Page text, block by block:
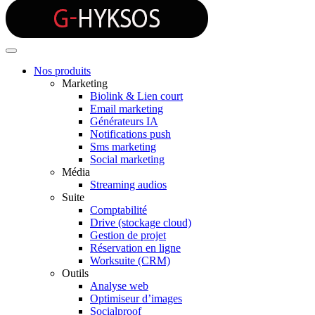
Nos produits
Marketing
Biolink & Lien court
Email marketing
Générateurs IA
Notifications push
Sms marketing
Social marketing
Média
Streaming audios
Suite
Comptabilité
Drive (stockage cloud)
Gestion de projet
Réservation en ligne
Worksuite (CRM)
Outils
Analyse web
Optimiseur d’images
Socialproof